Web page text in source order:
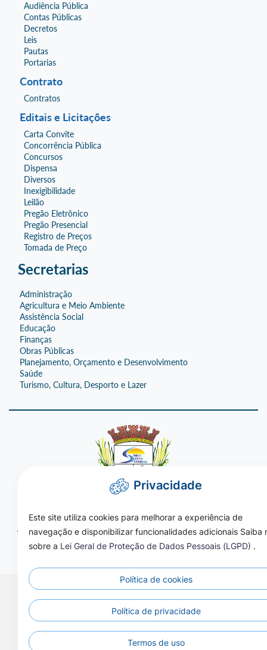
Audiência Pública
Contas Públicas
Decretos
Leis
Pautas
Portarias
Contrato
Contratos
Editais e Licitações
Carta Convite
Concorrência Pública
Concursos
Dispensa
Diversos
Inexigibilidade
Leilão
Pregão Eletrônico
Pregão Presencial
Registro de Preços
Tomada de Preço
Secretarias
Administração
Agricultura e Meio Ambiente
Assistência Social
Educação
Finanças
Obras Públicas
Planejamento, Orçamento e Desenvolvimento
Saúde
Turismo, Cultura, Desporto e Lazer
Avenida 29 de setembro, 244, centro, Novo Santo Antonio - MT,
CEP 78674-000
08:00 às 11:00 e das 13:00 às 17:00
Todos os Direitos Reservados - Prefeitura de Novo Santo
Antônio - 2026
Privacidade
Este site utiliza cookies para melhorar a experiência de
navegação e disponibilizar funcionalidades adicionais Saiba
sobre a Lei Geral de Proteção de Dados Pessoais (LGPD) .
Política de cookies
Política de privacidade
Termos de uso